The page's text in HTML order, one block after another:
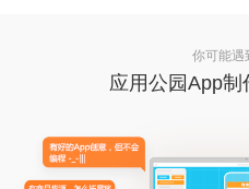
你可能遇
应用公园App